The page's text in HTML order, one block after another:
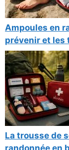
Ampoules en
prévenir et
La trousse de